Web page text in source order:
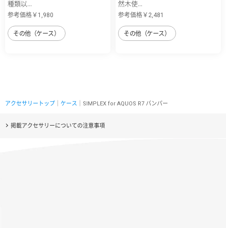
種類以...
参考価格￥1,980
その他（ケース）
然木使...
参考価格￥2,481
その他（ケース）
アクセサリートップ ケース ｜SIMPLEX for AQUOS R7 バンパー
掲載アクセサリーについての注意事項